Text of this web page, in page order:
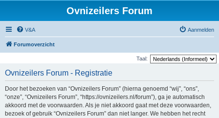
Ovnizeilers Forum
V&A Aanmelden
Forumoverzicht
Taal:
Ovnizeilers Forum - Registratie
Door het bezoeken van “Ovnizeilers Forum” (hierna genoemd “wij”, “ons”,
“onze”, “Ovnizeilers Forum”, “https://ovnizeilers.nl/forum”), ga je automatisch
akkoord met de voorwaarden. Als je niet akkoord gaat met deze voorwaarden,
bezoek of gebruik “Ovnizeilers Forum” dan niet langer. We hebben het recht